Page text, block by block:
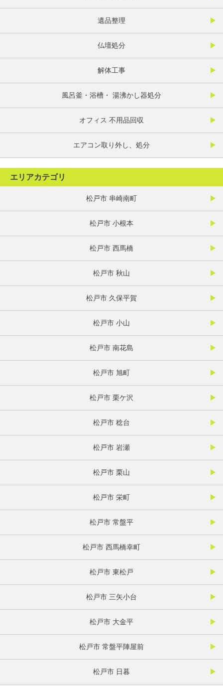
遺品整理
仏壇処分
解体工事
風呂釜・浴槽・ 湯沸かし器処分
オフィス 不用品回収
エアコン取り外し、処分
エリアカテゴリ
松戸市 串崎南町
松戸市 小根本
松戸市 西馬橋
松戸市 秋山
松戸市 久保平賀
松戸市 小山
松戸市 南花島
松戸市 旭町
松戸市 栗ケ沢
松戸市 稔台
松戸市 岩瀬
松戸市 栗山
松戸市 栄町
松戸市 常盤平
松戸市 西馬橋幸町
松戸市 東松戸
松戸市 三矢小台
松戸市 大金平
松戸市 常盤平陣屋前
松戸市 日暮